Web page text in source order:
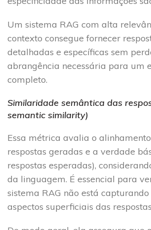
Um sistema RAG com alta
contexto consegue fornecer
detalhadas e específicas sem
abrangência necessária para um
completo.
Similaridade semântica das
semantic similarity)
Essa métrica avalia o
respostas geradas e a verdade
respostas esperadas),
da linguagem. É essencial para
sistema RAG não está capturando
aspectos superficiais das